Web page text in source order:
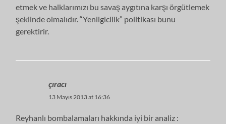
etmek ve halklarımızı bu savaş aygıtına karşı örgütlemek
şeklinde olmalıdır. “Yenilgicilik” politikası bunu
gerektirir.
çıracı
13 Mayıs 2013 at 16:36
Reyhanlı bombalamaları hakkında iyi bir analiz :